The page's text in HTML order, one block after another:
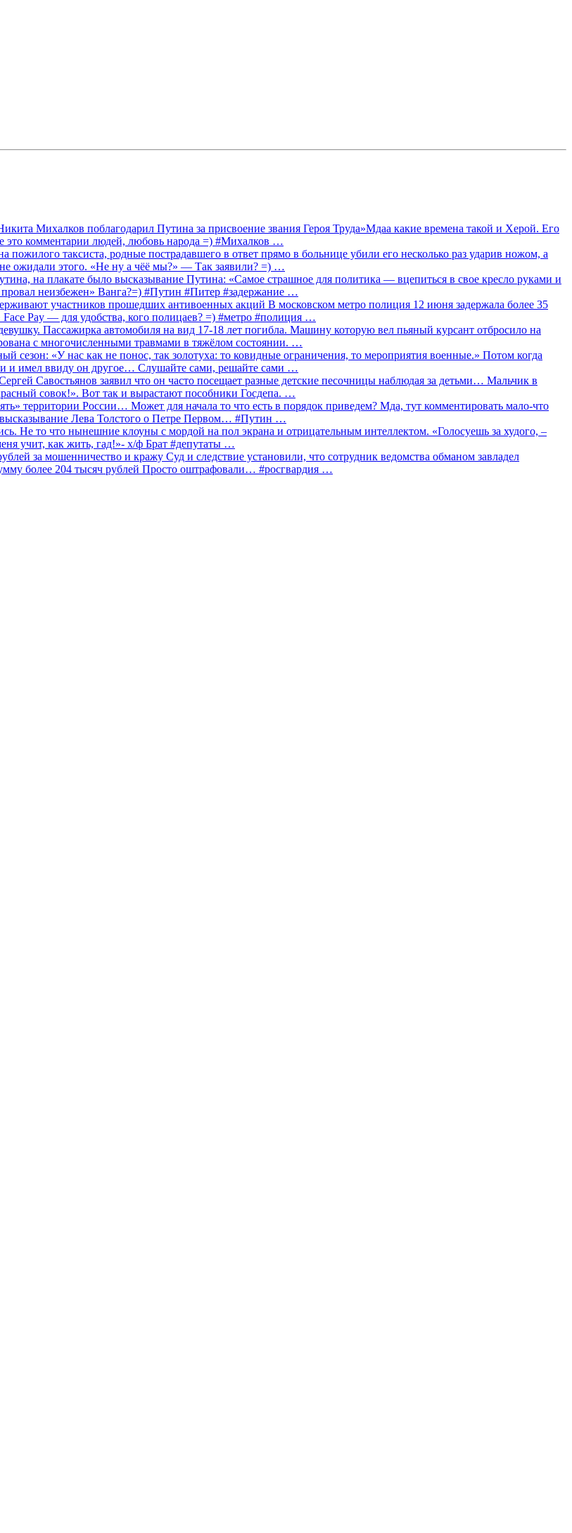
Михалков поблагодарил Путина за присвоение звания Героя Труда»Мдаа какие времена такой и Херой. Его
это комментарии людей, любовь народа =) #Михалков …
таксиста, родные пострадавшего в ответ прямо в больнице убили его несколько раз ударив ножом, а
ожидали этого. «Не ну а чёё мы?» — Так заявили? =) …
на плакате было высказывание Путина: «Самое страшное для политика — вцепиться в свое кресло руками и
неизбежен» Ванга?=) #Путин #Питер #задержание …
участников прошедших антивоенных акций В московском метро полиция 12 июня задержала более 35
Pay — для удобства, кого полицаев? =) #метро #полиция …
Пассажирка автомобиля на вид 17-18 лет погибла. Машину которую вел пьяный курсант отбросило на
с многочисленными травмами в тяжёлом состоянии. …
«У нас как не понос, так золотуха: то ковидные ограничения, то мероприятия военные.» Потом когда
и имел ввиду он другое… Слушайте сами, решайте сами …
Савостьянов заявил что он часто посещает разные детские песочницы наблюдая за детьми… Мальчик в
совок!». Вот так и вырастают пособники Госдепа. …
территории России… Может для начала то что есть в порядок приведем? Мда, тут комментировать мало-что
Лева Толстого о Петре Первом… #Путин …
Не то что нынешние клоуны с мордой на пол экрана и отрицательным интеллектом. «Голосуешь за худого, –
учит, как жить, гад!»- х/ф Брат #депутаты …
за мошенничество и кражу Суд и следствие установили, что сотрудник ведомства обманом завладел
более 204 тысяч рублей Просто оштрафовали… #росгвардия …